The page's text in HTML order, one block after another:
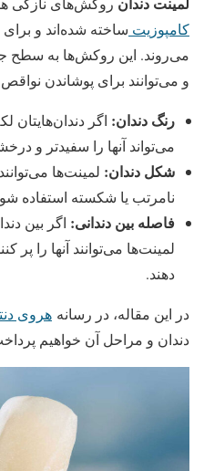
کامپوزیت ساخته شده‌اند و برای
می‌روند. این روکش‌ها به سطح
و می‌توانند برای پوشاندن
رنگ دندان: اگر دندان‌هایتان
می‌تواند آنها را سفیدتر و
شکل دندان: لمینت‌ها
نامرتب یا شکسته استفاده
فاصله بین دندانی: اگر بین
لمینت‌ها می‌توانند آنها را پر
دهند.
در این مقاله، در رسانه هروی
دندان و مراحل آن خواهیم